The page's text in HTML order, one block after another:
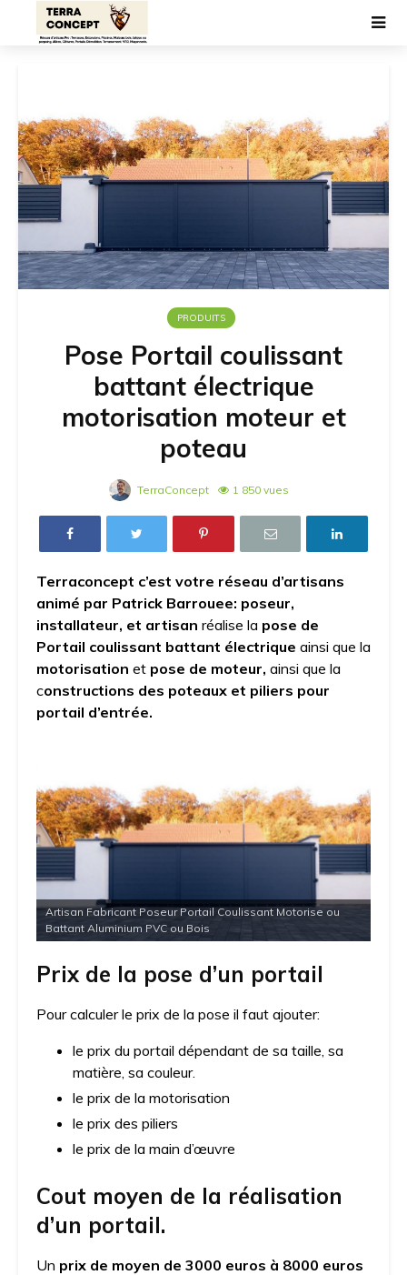
PRODUITS
Pose Portail coulissant
battant électrique
motorisation moteur et
poteau
TerraConcept 1 850 vues
Terraconcept c’est votre réseau d’artisans
animé par Patrick Barrouee: poseur,
installateur, et artisan réalise la pose de
Portail coulissant battant électrique ainsi que la
motorisation et pose de moteur, ainsi que la
constructions des poteaux et piliers pour
portail d’entrée.
Artisan Fabricant Poseur Portail Coulissant Motorise ou
Battant Aluminium PVC ou Bois
Prix de la pose d’un portail
Pour calculer le prix de la pose il faut ajouter:
le prix du portail dépendant de sa taille, sa
matière, sa couleur.
le prix de la motorisation
le prix des piliers
le prix de la main d’œuvre
Cout moyen de la réalisation
d’un portail.
Un prix de moyen de 3000 euros à 8000 euros